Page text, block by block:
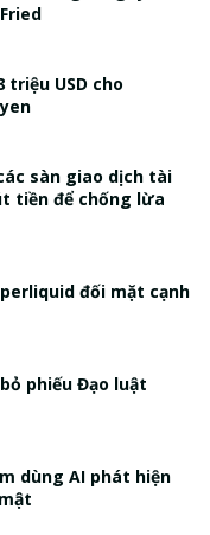
triệu USD cho
sàn giao dịch tài
tiền để chống lừa
đối mặt cạnh
phiếu Đạo luật
dùng AI phát hiện